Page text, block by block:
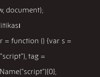
document);
= function () {var s =
tag =